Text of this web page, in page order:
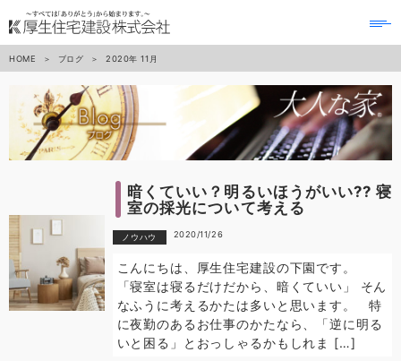
HOME ブログ 2020年 11月
暗くていい？明るいほうがいい?? 寝
室の採光について考える
ノウハウ 2020/11/26
こんにちは、厚生住宅建設の下園です。
「寝室は寝るだけだから、暗くていい」 そん
なふうに考えるかたは多いと思います。 特
に夜勤のあるお仕事のかたなら、「逆に明る
いと困る」とおっしゃるかもしれま […]